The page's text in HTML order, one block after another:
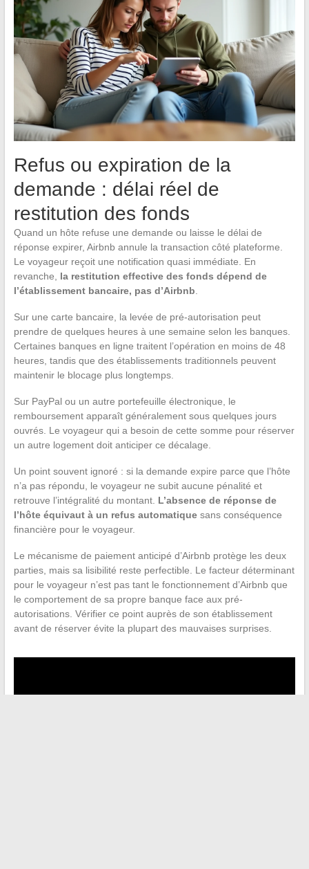
Refus ou expiration de la
demande : délai réel de
restitution des fonds
Quand un hôte refuse une demande ou laisse le délai de
réponse expirer, Airbnb annule la transaction côté plateforme.
Le voyageur reçoit une notification quasi immédiate. En
revanche, la restitution effective des fonds dépend de
l’établissement bancaire, pas d’Airbnb.
Sur une carte bancaire, la levée de pré-autorisation peut
prendre de quelques heures à une semaine selon les banques.
Certaines banques en ligne traitent l’opération en moins de 48
heures, tandis que des établissements traditionnels peuvent
maintenir le blocage plus longtemps.
Sur PayPal ou un autre portefeuille électronique, le
remboursement apparaît généralement sous quelques jours
ouvrés. Le voyageur qui a besoin de cette somme pour réserver
un autre logement doit anticiper ce décalage.
Un point souvent ignoré : si la demande expire parce que l’hôte
n’a pas répondu, le voyageur ne subit aucune pénalité et
retrouve l’intégralité du montant. L’absence de réponse de
l’hôte équivaut à un refus automatiquesans conséquence
financière pour le voyageur.
Le mécanisme de paiement anticipé d’Airbnb protège les deux
parties, mais sa lisibilité reste perfectible. Le facteur déterminant
pour le voyageur n’est pas tant le fonctionnement d’Airbnb que
le comportement de sa propre banque face aux pré-
autorisations. Vérifier ce point auprès de son établissement
avant de réserver évite la plupart des mauvaises surprises.